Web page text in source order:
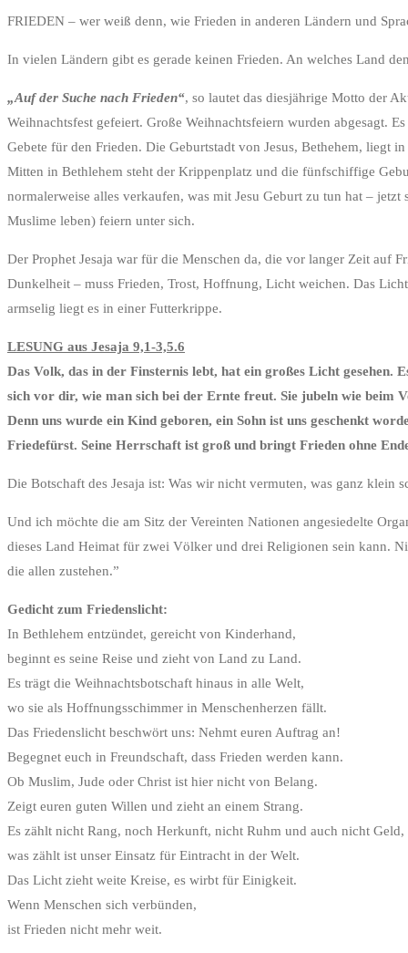
FRIEDEN – wer weiß denn, wie Frieden in anderen Ländern und
In vielen Ländern gibt es gerade keinen Frieden. An welches Land
„Auf der Suche nach Frieden“, so lautet das diesjährige Motto der
Weihnachtsfest gefeiert. Große Weihnachtsfeiern wurden abgesagt.
Gebete für den Frieden. Die Geburtstadt von Jesus, Bethehem, liegt
Mitten in Bethlehem steht der Krippenplatz und die fünfschiffige
normalerweise alles verkaufen, was mit Jesu Geburt zu tun hat –
Muslime leben) feiern unter sich.
Der Prophet Jesaja war für die Menschen da, die vor langer Zeit auf
Dunkelheit – muss Frieden, Trost, Hoffnung, Licht weichen. Das
armselig liegt es in einer Futterkrippe.
LESUNG aus Jesaja 9,1-3,5.6
Das Volk, das in der Finsternis lebt, hat ein großes Licht gesehen.
sich vor dir, wie man sich bei der Ernte freut. Sie jubeln wie beim
Denn uns wurde ein Kind geboren, ein Sohn ist uns geschenkt
Friedefürst. Seine Herrschaft ist groß und bringt Frieden ohne
Die Botschaft des Jesaja ist: Was wir nicht vermuten, was ganz
Und ich möchte die am Sitz der Vereinten Nationen angesiedelte
dieses Land Heimat für zwei Völker und drei Religionen sein kann.
die allen zustehen.”
Gedicht zum Friedenslicht:
In Bethlehem entzündet, gereicht von Kinderhand,
beginnt es seine Reise und zieht von Land zu Land.
Es trägt die Weihnachtsbotschaft hinaus in alle Welt,
wo sie als Hoffnungsschimmer in Menschenherzen fällt.
Das Friedenslicht beschwört uns: Nehmt euren Auftrag an!
Begegnet euch in Freundschaft, dass Frieden werden kann.
Ob Muslim, Jude oder Christ ist hier nicht von Belang.
Zeigt euren guten Willen und zieht an einem Strang.
Es zählt nicht Rang, noch Herkunft, nicht Ruhm und auch nicht Geld,
was zählt ist unser Einsatz für Eintracht in der Welt.
Das Licht zieht weite Kreise, es wirbt für Einigkeit.
Wenn Menschen sich verbünden,
ist Frieden nicht mehr weit.